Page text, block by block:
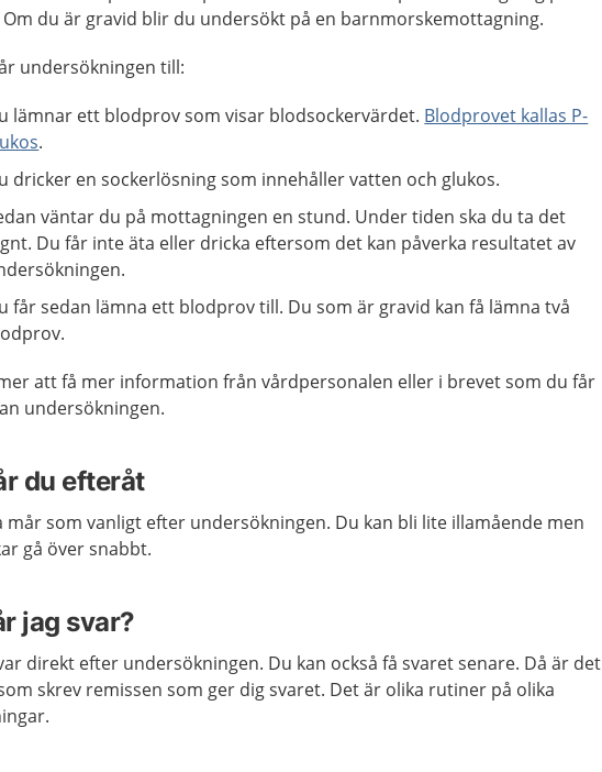
Om du är gravid blir du undersökt på en barnmorskemottagning.
undersökningen till:
lämnar ett blodprov som visar blodsockervärdet. Blodprovet kallas P-
.
dricker en sockerlösning som innehåller vatten och glukos.
väntar du på mottagningen en stund. Under tiden ska du ta det
Du får inte äta eller dricka eftersom det kan påverka resultatet av
får sedan lämna ett blodprov till. Du som är gravid kan få lämna två
att få mer information från vårdpersonalen eller i brevet som du får
undersökningen.
du efteråt
mår som vanligt efter undersökningen. Du kan bli lite illamående men
gå över snabbt.
jag svar?
direkt efter undersökningen. Du kan också få svaret senare. Då är det
skrev remissen som ger dig svaret. Det är olika rutiner på olika